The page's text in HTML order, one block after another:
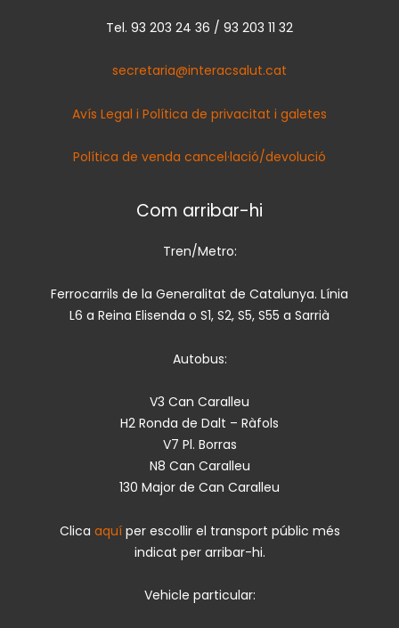
Tel. 93 203 24 36 / 93 203 11 32
secretaria@interacsalut.cat
Avís Legal i Política de privacitat i galetes
Política de venda cancel·lació/devolució
Com arribar-hi
Tren/Metro:
Ferrocarrils de la Generalitat de Catalunya. Línia
L6 a Reina Elisenda o S1, S2, S5, S55 a Sarrià
Autobus:
V3 Can Caralleu
H2 Ronda de Dalt – Ràfols
V7 Pl. Borras
N8 Can Caralleu
130 Major de Can Caralleu
Clica aquí per escollir el transport públic més
indicat per arribar-hi.
Vehicle particular: